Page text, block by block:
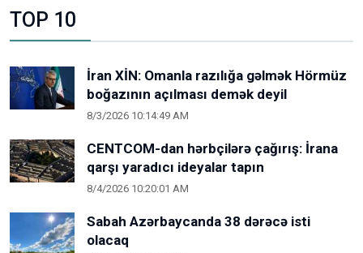
TOP 10
İran XİN: Omanla razılığa gəlmək Hörmüz
boğazının açılması demək deyil
8/3/2026 10:14:49 AM
CENTCOM-dan hərbçilərə çağırış: İrana
qarşı yaradıcı ideyalar tapın
8/4/2026 10:20:01 AM
Sabah Azərbaycanda 38 dərəcə isti
olacaq